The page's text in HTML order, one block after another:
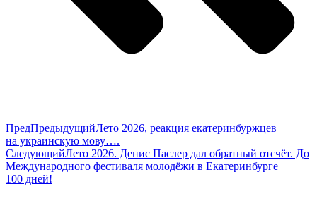
ПредПредыдущийЛето 2026, реакция екатеринбуржцев
на украинскую мову….
СледующийЛето 2026. Денис Паслер дал обратный отсчёт. До
Международного фестиваля молодёжи в Екатеринбурге
100 дней!